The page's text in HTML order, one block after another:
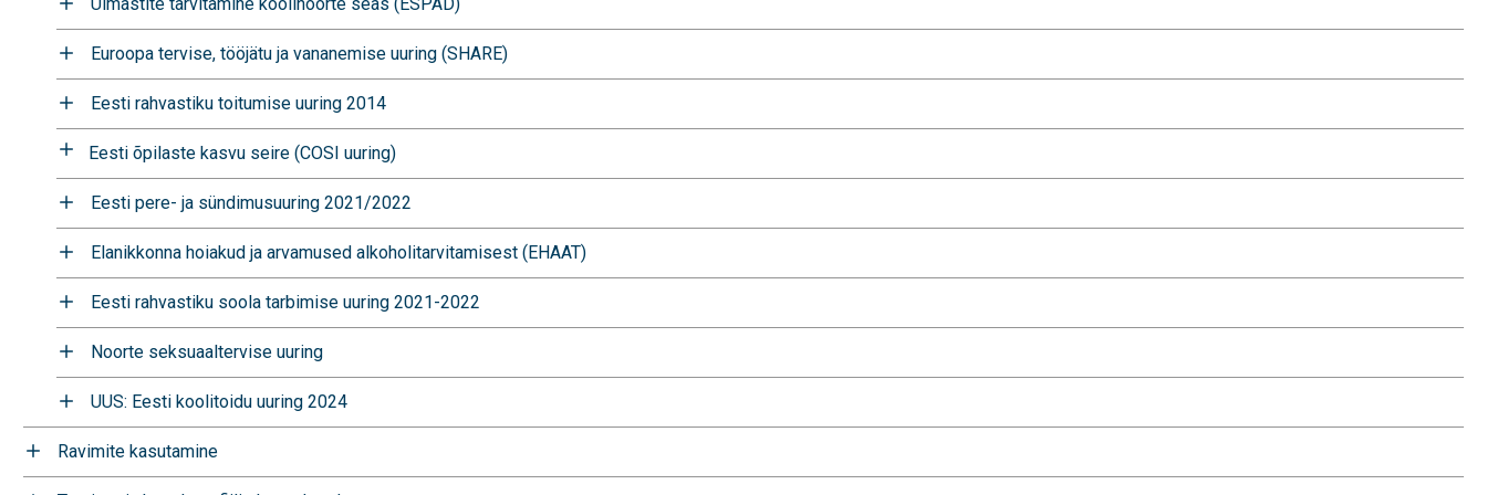
Euroopa tervise, tööjätu ja vananemise uuring (SHARE)
Eesti rahvastiku toitumise uuring 2014
Eesti õpilaste kasvu seire (COSI uuring)
Eesti pere- ja sündimusuuring 2021/2022
Elanikkonna hoiakud ja arvamused alkoholitarvitamisest (EHAAT)
Eesti rahvastiku soola tarbimise uuring 2021-2022
Noorte seksuaaltervise uuring
UUS: Eesti koolitoidu uuring 2024
Ravimite kasutamine